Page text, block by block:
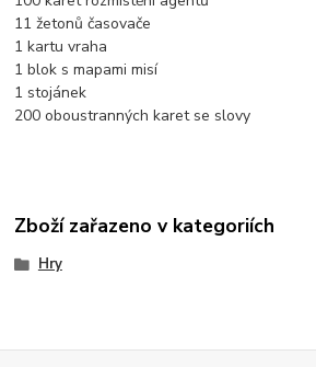
11 žetonů časovače
1 kartu vraha
1 blok s mapami misí
1 stojánek
200 oboustranných karet se slovy
Zboží zařazeno v kategoriích
Hry